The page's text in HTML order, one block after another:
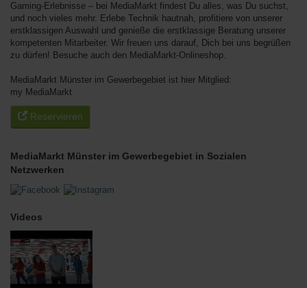
Gaming-Erlebnisse – bei MediaMarkt findest Du alles, was Du suchst,
und noch vieles mehr. Erlebe Technik hautnah, profitiere von unserer
erstklassigen Auswahl und genieße die erstklassige Beratung unserer
kompetenten Mitarbeiter. Wir freuen uns darauf, Dich bei uns begrüßen
zu dürfen! Besuche auch den MediaMarkt-Onlineshop.
MediaMarkt Münster im Gewerbegebiet ist hier Mitglied:
my MediaMarkt
Reservieren
MediaMarkt Münster im Gewerbegebiet in Sozialen
Netzwerken
Videos